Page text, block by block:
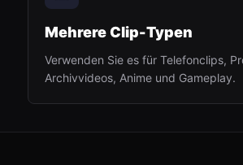
Mehrere Clip-Typen
Verwenden Sie es für Telefonclips,
Archivvideos, Anime und Gameplay.